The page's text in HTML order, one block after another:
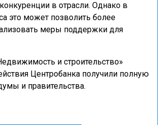
в отрасли. Однако в
это может позволить более
меры поддержки для
и строительство»
Центробанка получили полную
и правительства.